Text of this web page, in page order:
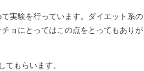
実験を行っています。ダイエット系の
ョにとってはこの点をとってもありが
もらいます。